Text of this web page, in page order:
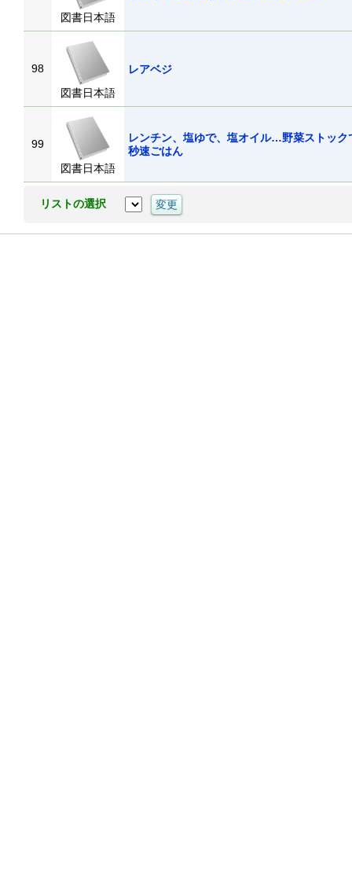
図書日本語
98
図書日本語
レアベジ
99
図書日本語
レンチン、塩ゆで、塩オイル…野菜ストック
秒速ごはん
リストの選択